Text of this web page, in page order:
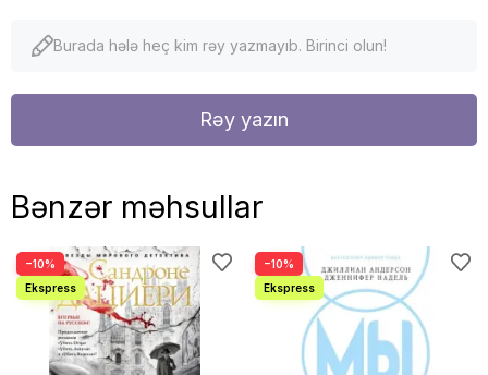
Burada hələ heç kim rəy yazmayıb. Birinci olun!
Rəy yazın
Bənzər məhsullar
−10% −10%